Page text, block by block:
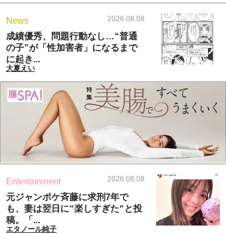
News 2026.08.08
成績優秀、問題行動なし…“普通
の子”が「性加害者」になるまで
に起き...
大夏えい
Entertainment 2026.08.08
元ジャンポケ斉藤に求刑7年で
も、妻は翌日に“楽しすぎた“と投
稿。「...
エタノール純子